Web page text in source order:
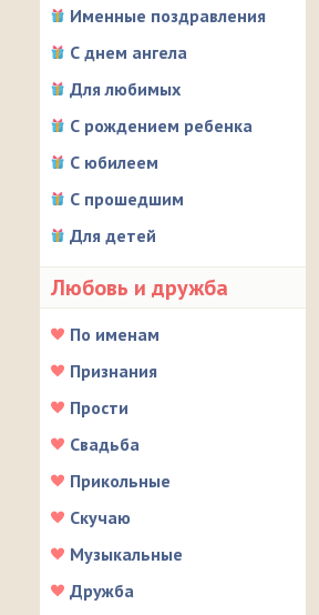
Именные поздравления
С днем ангела
Для любимых
С рождением ребенка
С юбилеем
С прошедшим
Для детей
Любовь и дружба
По именам
Признания
Прости
Свадьба
Прикольные
Скучаю
Музыкальные
Дружба